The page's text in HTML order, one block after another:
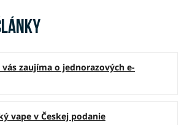
vás zaujíma o jednorazových e-
vape v Českej podanie